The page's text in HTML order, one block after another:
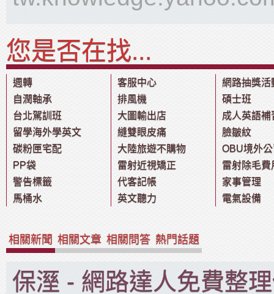
您是否在找...
週轉 客服中心
網路抽獎活
自潤軸承
排風機
碩士班
台北駕訓班
大圖輸出店
成人英語補
留學海外學英文
縫雙眼皮痛
臉皺紋
碳粉匣宅配
大陸旅遊不購物
OBU境外
PP袋
雷射近視矯正
雷射除毛費
警告標籤
代客記帳
家事管理
馬桶水
英文聽力 電氣設備
相關新聞 相關文章 相關問答 熱門話題
保溼 - 網路達人免費整